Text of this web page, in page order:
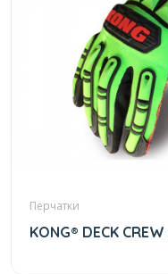
Перчатки
KONG® DECK CREW